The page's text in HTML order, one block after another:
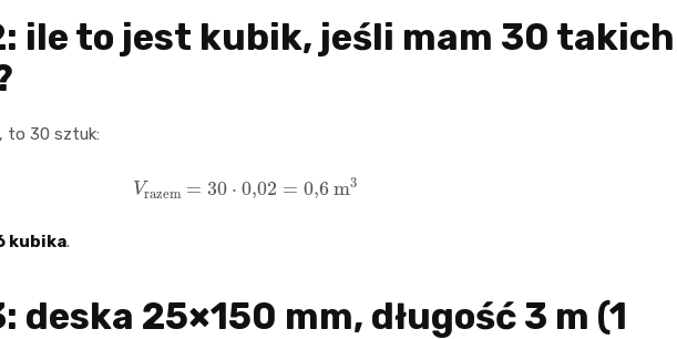
ile to jest kubik, jeśli mam 30 takich
, to 30 sztuk:
Vrazem =30 ⋅0 ,02 0,6 3
kubika.
deska 25×150 mm, długość 3 m (1